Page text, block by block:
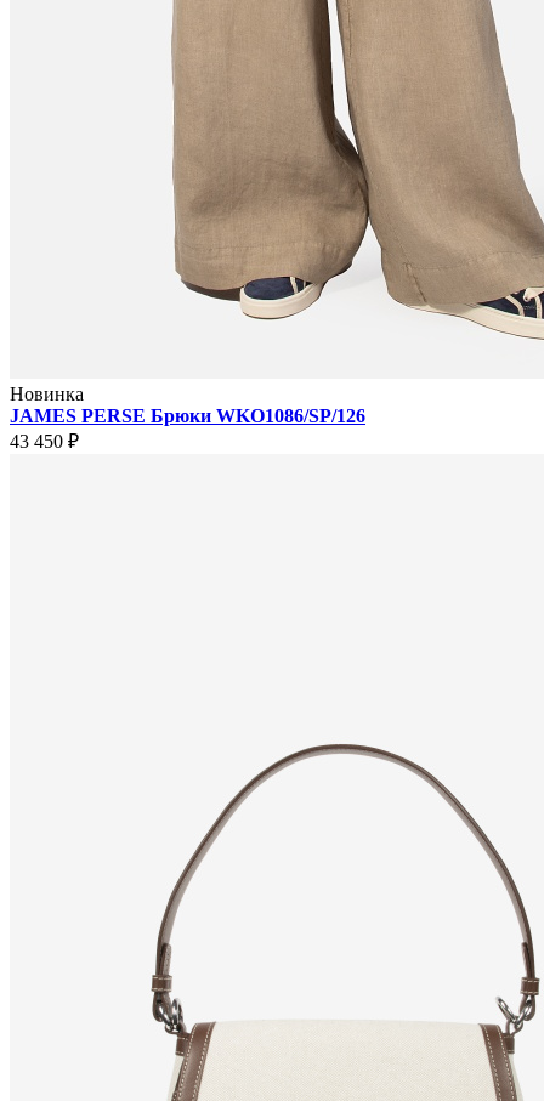
Новинка
JAMES PERSE Брюки WKO1086/SP/126
43 450 ₽